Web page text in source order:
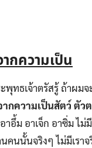
กความเป็น
พุทธเจ้าตรัสรู้ ถ้าผ
ากความเป็นสัตว์ ตัว
าอึ้ม อาเจ็ก อาซิ่ม ไม่
นนั้นจริงๆ ไม่มีเราจ